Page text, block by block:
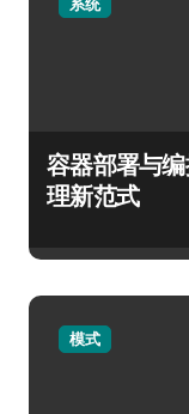
容器部署与
理新范式
模式